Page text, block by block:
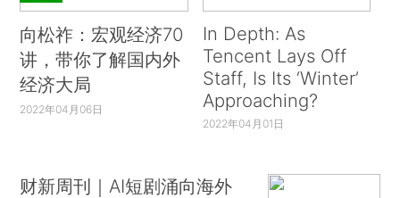
向松祚：宏观经济70
讲，带你了解国内外
经济大局
2022年04月06日
In Depth: As
Tencent Lays Off
Staff, Is Its ‘Winter’
Approaching?
2022年04月01日
财新周刊｜AI短剧涌向海外